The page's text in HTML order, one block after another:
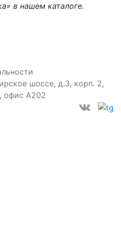
в нашем каталоге.
шоссе, д.3, корп. 2,
офис А202